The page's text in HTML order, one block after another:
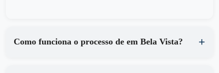
Como funciona o processo de em Bela Vista?